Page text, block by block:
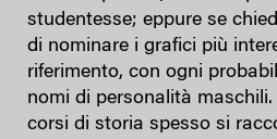
studentesse; eppure se
di nominare i grafici più
riferimento, con ogni
nomi di personalità
corsi di storia spesso si